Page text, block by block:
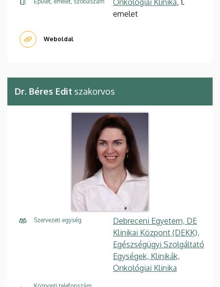
emelet
Weboldal
Dr. Béres Edit szakorvos
Szervezeti egység
Debreceni Egyetem, DE
Klinikai Központ (DEKK),
Egészségügyi Szolgáltató
Egységek, Klinikák,
Onkológiai Klinika